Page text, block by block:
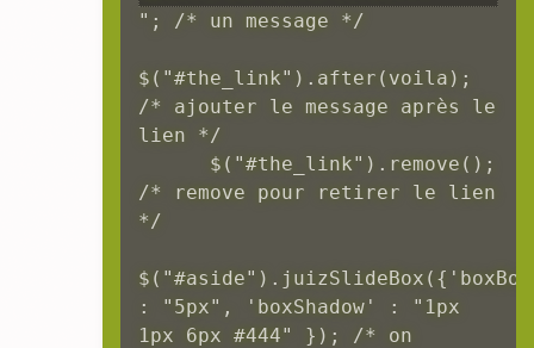
"; /* un message */
$("#the_link").after(voila);
/* ajouter le message après le
lien */
/* remove pour retirer le lien
*/
: "5px", 'boxShadow' : "1px
1px 6px #444" }); /* on